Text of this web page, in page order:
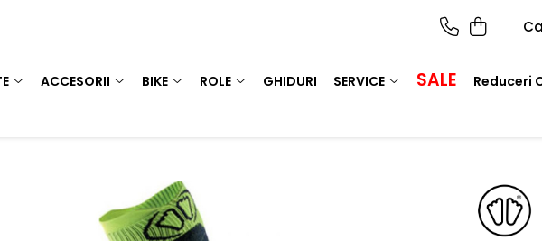
ACCESORII BIKE ROLE GHIDURI SERVICE SALE Reduceri